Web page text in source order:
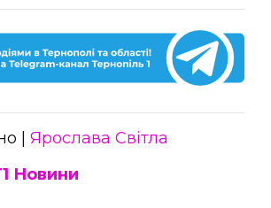
| Ярослава Світла
Новини